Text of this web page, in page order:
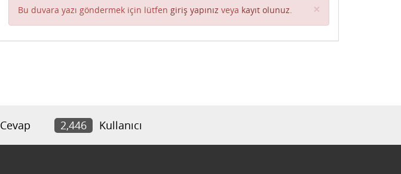
Bu duvara yazı göndermek için lütfen giriş yapınız veya kayıt olunuz. ×
Cevap 2,446 Kullanıcı